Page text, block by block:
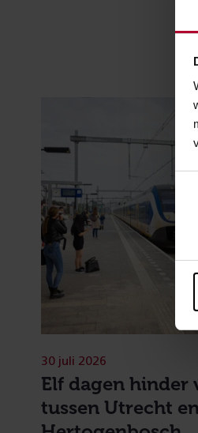
Elf dagen hinder
tussen Utrecht en
30 juli 2026